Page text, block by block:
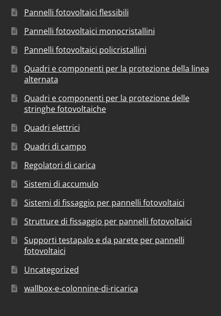
Pannelli fotovoltaici flessibili
Pannelli fotovoltaici monocristallini
Pannelli fotovoltaici policristallini
Quadri e componenti per la protezione della linea
alternata
Quadri e componenti per la protezione delle
stringhe fotovoltaiche
Quadri elettrici
Quadri di campo
Regolatori di carica
Sistemi di accumulo
Sistemi di fissaggio per pannelli fotovoltaici
Strutture di fissaggio per pannelli fotovoltaici
Supporti testapalo e da parete per pannelli
fotovoltaici
Uncategorized
wallbox-e-colonnine-di-ricarica